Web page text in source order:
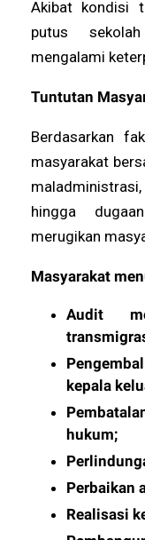
Akibat kondisi
putus
mengalami
Tuntutan
Berdasarkan
masyarakat
hingga
merugikan
Masyarakat
Audit
kepala
hukum;
Perbaikan
Realisasi